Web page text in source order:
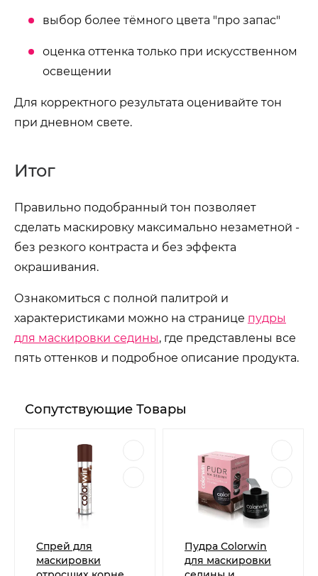
выбор более тёмного цвета "про запас"
оценка оттенка только при искусственном
освещении
Для корректного результата оценивайте тон
при дневном свете.
Итог
Правильно подобранный тон позволяет
сделать маскировку максимально незаметной -
без резкого контраста и без эффекта
окрашивания.
Ознакомиться с полной палитрой и
характеристиками можно на странице пудры
для маскировки седины, где представлены все
пять оттенков и подробное описание продукта.
Сопутствующие Товары
Спрей для
маскировки
Пудра Colorwin
для маскировки